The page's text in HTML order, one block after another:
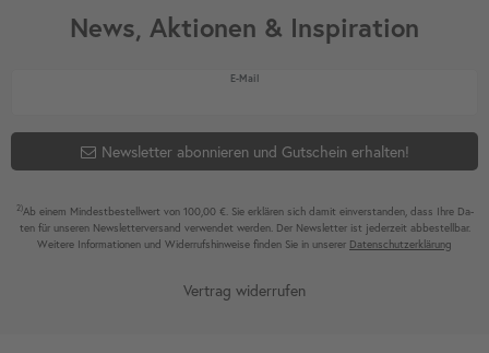
News, Aktionen & Inspiration
E-MailNewsletter Honig
Newsletter abonnieren und Gutschein erhalten!
2)Ab einem Mindest­bestell­wert von 100,00 €. Sie erklären sich damit ein­ver­standen, dass Ihre Da­
ten für unseren News­letter­versand ver­wen­det werden. Der News­letter ist jeder­zeit ab­bestel­lbar.
Weitere Infor­mationen und Wider­rufshin­weise finden Sie in unserer Daten­schutz­erklärung
Vertrag widerrufen